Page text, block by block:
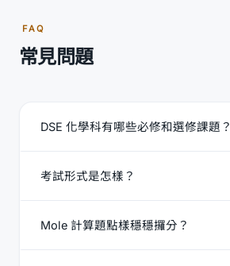
FAQ
常見問題
DSE 化學科有哪些必修和選修課題？
考試形式是怎樣？
Mole 計算題點樣穩穩攞分？